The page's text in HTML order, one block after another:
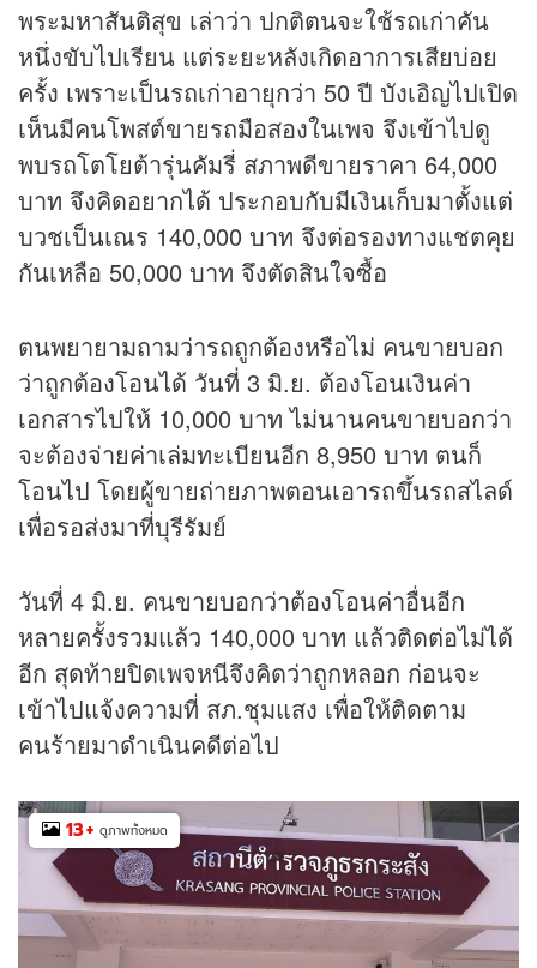
พระมหาสันติสุข เล่าว่า ปกติตนจะใช้รถเก่าคัน
หนึ่งขับไปเรียน แต่ระยะหลังเกิดอาการเสียบ่อย
ครั้ง เพราะเป็นรถเก่าอายุกว่า 50 ปี บังเอิญไปเปิด
เห็นมีคนโพสต์ขายรถมือสองในเพจ จึงเข้าไปดู
พบรถโตโยต้ารุ่นคัมรี่ สภาพดีขายราคา 64,000
บาท จึงคิดอยากได้ ประกอบกับมีเงินเก็บมาตั้งแต่
บวชเป็นเณร 140,000 บาท จึงต่อรองทางแชตคุย
กันเหลือ 50,000 บาท จึงตัดสินใจซื้อ
ตนพยายามถามว่ารถถูกต้องหรือไม่ คนขายบอก
ว่าถูกต้องโอนได้ วันที่ 3 มิ.ย. ต้องโอนเงินค่า
เอกสารไปให้ 10,000 บาท ไม่นานคนขายบอกว่า
จะต้องจ่ายค่าเล่มทะเบียนอีก 8,950 บาท ตนก็
โอนไป โดยผู้ขายถ่ายภาพตอนเอารถขึ้นรถสไลด์
เพื่อรอส่งมาที่บุรีรัมย์
วันที่ 4 มิ.ย. คนขายบอกว่าต้องโอนค่าอื่นอีก
หลายครั้งรวมแล้ว 140,000 บาท แล้วติดต่อไม่ได้
อีก สุดท้ายปิดเพจหนีจึงคิดว่าถูกหลอก ก่อนจะ
เข้าไปแจ้งความที่ สภ.ชุมแสง เพื่อให้ติดตาม
คนร้ายมาดำเนินคดีต่อไป
13+ ดูภาพทั้งหมด